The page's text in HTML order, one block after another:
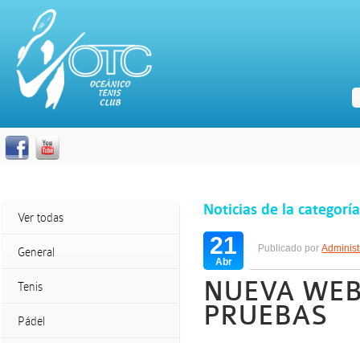
Ver todas
General
Tenis
Pádel
Noticias de la
21
Abr
Publicado por
NUEVA
PRUEBAS